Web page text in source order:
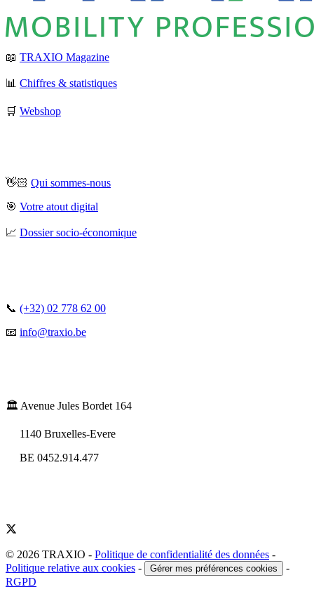
📖 TRAXIO Magazine
📊 Chiffres & statistiques
🛒 Webshop
👋🏻 Qui sommes-nous
🎯 Votre atout digital
📈 Dossier socio-économique
📞 (+32) 02 778 62 00
📧 info@traxio.be
🏛️ Avenue Jules Bordet 164
1140 Bruxelles-Evere
BE 0452.914.477
© 2026 TRAXIO - Politique de confidentialité des données -
Politique relative aux cookies - Gérer mes préférences cookies
-
RGPD